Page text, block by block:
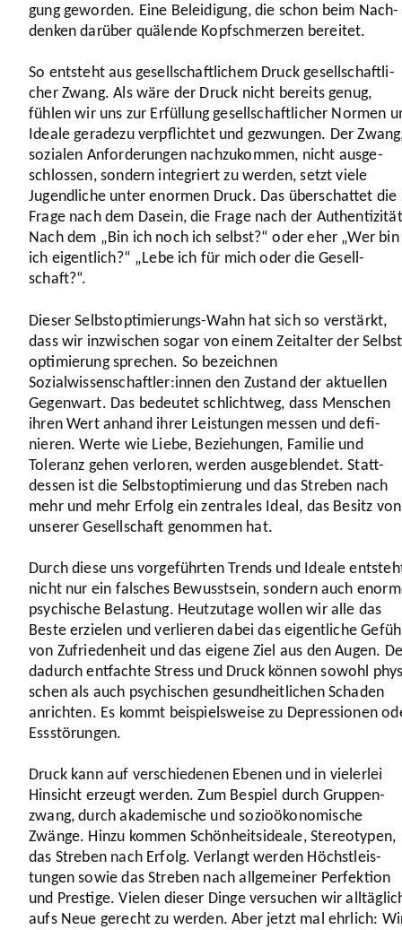
gung geworden. Eine Belei­di­gung, die schon beim Nach­
denken darüber quälende Kopf­schmerzen bereitet.
So entsteht aus gesell­schaft­li­chem Druck gesell­schaft­li­
cher Zwang. Als wäre der Druck nicht bereits genug,
fühlen wir uns zur Erfüllung gesell­schaft­li­cher Normen
Ideale geradezu verpflichtet und gezwungen. Der
sozialen Anfor­de­rungen nach­zu­kommen, nicht ausge­
schlossen, sondern inte­griert zu werden, setzt viele
Jugend­liche unter enormen Druck. Das über­schattet die
Frage nach dem Dasein, die Frage nach der
Nach dem „Bin ich noch ich selbst?“ oder eher „Wer bin
ich eigent­lich?“ „Lebe ich für mich oder die Gesell­
schaft?“.
Dieser Selbst­op­ti­mie­rungs-Wahn hat sich so verstärkt,
dass wir inzwi­schen sogar von einem Zeitalter der
op­ti­mie­rung sprechen. So bezeichnen
Sozialwissenschaftler:innen den Zustand der aktuellen
Gegenwart. Das bedeutet schlichtweg, dass Menschen
ihren Wert anhand ihrer Leis­tungen messen und defi­
nieren. Werte wie Liebe, Bezie­hungen, Familie und
Toleranz gehen verloren, werden ausge­blendet. Statt­
dessen ist die Selbst­op­ti­mie­rung und das Streben nach
mehr und mehr Erfolg ein zentrales Ideal, das Besitz von
unserer Gesell­schaft genommen hat.
Durch diese uns vorge­führten Trends und Ideale
nicht nur ein falsches Bewusst­sein, sondern auch
psychi­sche Belastung. Heut­zu­tage wollen wir alle das
Beste erzielen und verlieren dabei das eigent­liche
von Zufrie­den­heit und das eigene Ziel aus den Augen.
dadurch entfachte Stress und Druck können sowohl
schen als auch psychi­schen gesund­heit­li­chen Schaden
anrichten. Es kommt beispiels­weise zu Depres­sionen
Essstö­rungen.
Druck kann auf verschie­denen Ebenen und in vielerlei
Hinsicht erzeugt werden. Zum Bespiel durch Grup­pen­
zwang, durch akade­mi­sche und sozio­öko­no­mi­sche
Zwänge. Hinzu kommen Schön­heits­ideale, Stereo­typen,
das Streben nach Erfolg. Verlangt werden Höchst­leis­
tungen sowie das Streben nach allge­meiner Perfek­tion
und Prestige. Vielen dieser Dinge versuchen wir
aufs Neue gerecht zu werden. Aber jetzt mal ehrlich: